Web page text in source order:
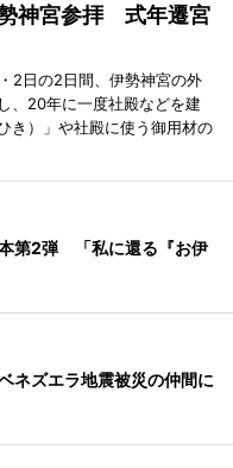
神宮参拝 式年遷宮
2日の2日間、伊勢神宮の外
、20年に一度社殿などを建
き）」や社殿に使う御用材の
第2弾 「私に還る『お伊
ネズエラ地震被災の仲間に